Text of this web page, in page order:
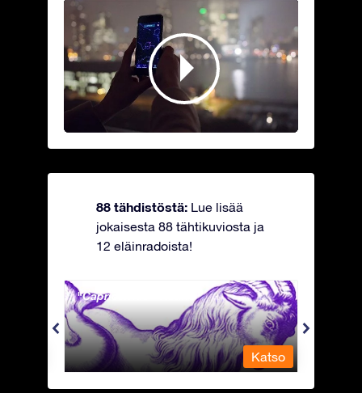
88 tähdistöstä: Lue lisää
jokaisesta 88 tähtikuviosta ja
12 eläinradoista!
Capricornus - Kauris
Katso